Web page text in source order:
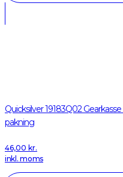
Quicksilver 19183Q02
pakning
46,00 kr.
inkl. moms